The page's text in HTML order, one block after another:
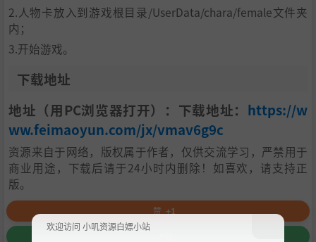
2.人物卡放入到游戏根目录/UserData/chara/female文件夹
内；
3.开始游戏。
下载地址
地址（用PC浏览器打开）：下载地址： https://w
ww.feimaoyun.com/jx/vmav6g9c
资源来自于网络，版权属于作者，仅供交流学习，严禁用于
商业用途，下载后请于24小时内删除！如喜欢，请支持正
版。
赞 +1
欢迎访问 小叽资源白嫖小站